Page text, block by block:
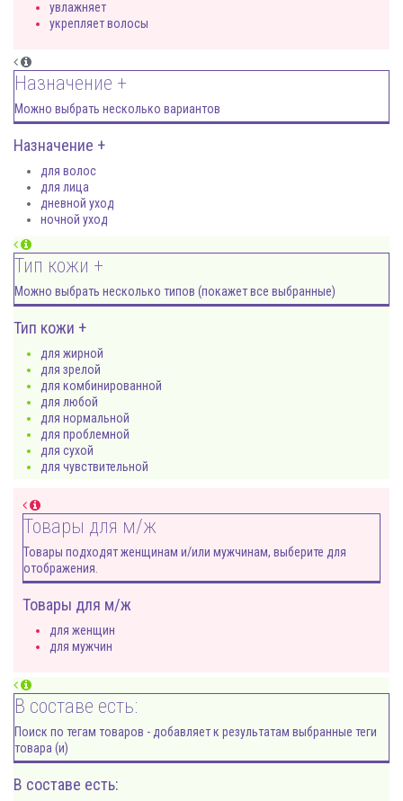
увлажняет
укрепляет волосы
Назначение +
Можно выбрать несколько вариантов
Назначение +
для волос
для лица
дневной уход
ночной уход
Тип кожи +
Можно выбрать несколько типов (покажет все выбранные)
Тип кожи +
для жирной
для зрелой
для комбинированной
для любой
для нормальной
для проблемной
для сухой
для чувствительной
Товары для м/ж
Товары подходят женщинам и/или мужчинам, выберите для
отображения.
Товары для м/ж
для женщин
для мужчин
В составе есть:
Поиск по тегам товаров - добавляет к результатам выбранные теги
товара (и)
В составе есть: